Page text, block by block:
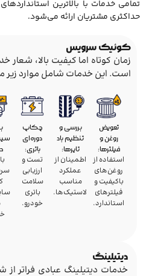
تمامی خدمات با بالاترین
حداکثری مشتریان ارائه می‌شود.
دیتیلینگ
خدمات دیتیلینگ عبادی
کوئیک سرویس
زمان کوتاه اما کیفیت بالا،
است. این خدمات شامل موارد
تعویض
روغن و
فیلترها:
استفاده از
روغن‌های
باکیفیت و
فیلترهای
استاندارد.
بررسی و
تنظیم باد
تایرها:
اطمینان از
عملکرد
مناسب
لاستیک‌ها.
چکاپ
دوره‌ای
باتری:
تست و
ارزیابی
سلامت
باتری
خودرو.